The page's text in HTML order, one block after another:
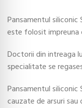
Pansamentul
este folosit impreuna
Doctorii din intreaga
specialitate se
Pansamentul
cauzate de arsuri